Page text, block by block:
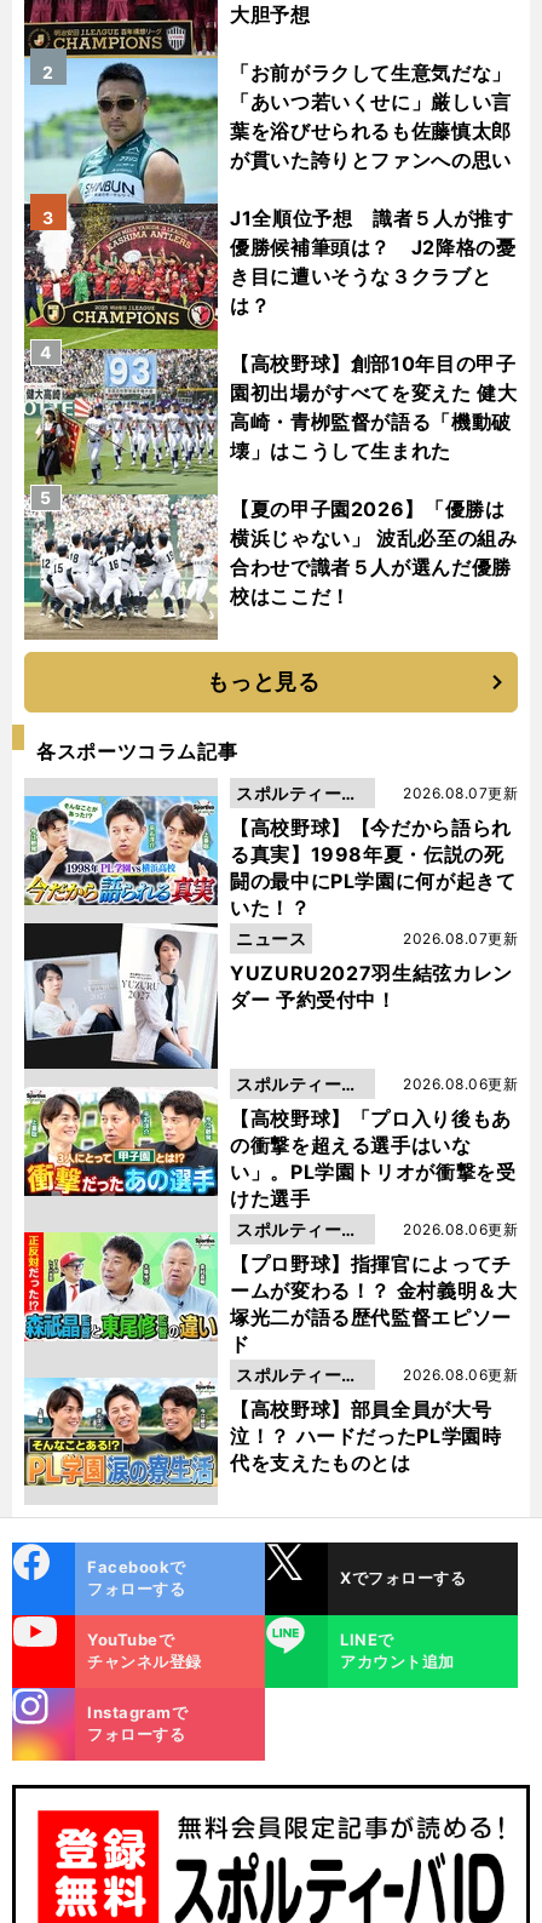
大胆予想
「お前がラクして生意気だな」
「あいつ若いくせに」厳しい言
葉を浴びせられるも佐藤慎太郎
が貫いた誇りとファンへの思い
2
J1全順位予想 識者５人が推す
優勝候補筆頭は？ J2降格の憂
き目に遭いそうな３クラブと
は？
3
【高校野球】創部10年目の甲子
園初出場がすべてを変えた 健大
高崎・青栁監督が語る「機動破
壊」はこうして生まれた
4
【夏の甲子園2026】「優勝は
横浜じゃない」 波乱必至の組み
合わせで識者５人が選んだ優勝
校はここだ！
5
もっと見る
各スポーツコラム記事
【高校野球】【今だから語られ
る真実】1998年夏・伝説の死
闘の最中にPL学園に何が起きて
いた！？
2026.08.07更新
スポルティーバ
動画
YUZURU2027羽生結弦カレン
ダー 予約受付中！
2026.08.07更新
ニュース
【高校野球】「プロ入り後もあ
の衝撃を超える選手はいな
い」。PL学園トリオが衝撃を受
けた選手
2026.08.06更新
スポルティーバ
動画
【プロ野球】指揮官によってチ
ームが変わる！？ 金村義明＆大
塚光二が語る歴代監督エピソー
ド
2026.08.06更新
スポルティーバ
動画
【高校野球】部員全員が大号
泣！？ ハードだったPL学園時
代を支えたものとは
2026.08.06更新
スポルティーバ
動画
ok
Facebookで
フォローする
Xでフォローする
YouTubeで
チャンネル登録
LINE
LINEで
アカウント追加
m
Instagramで
フォローする